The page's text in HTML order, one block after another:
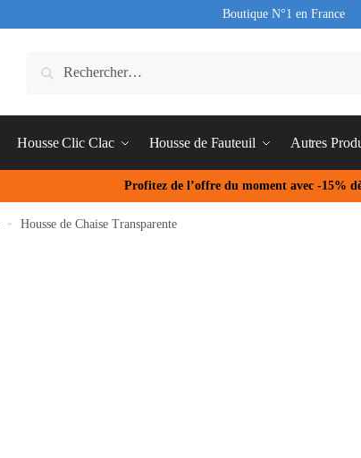
Boutique N°1 en France
Housse Clic Clac Housse de Fauteuil Autres
Profitez de l’offre du moment avec -15%
» Housse de Chaise Transparente